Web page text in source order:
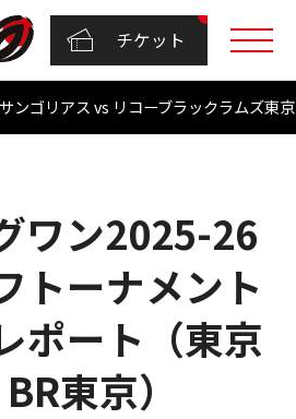
チケット
ンゴリアス vs リコーブラックラムズ東
ワン2025-26
トーナメント
ポート（東京
東京）